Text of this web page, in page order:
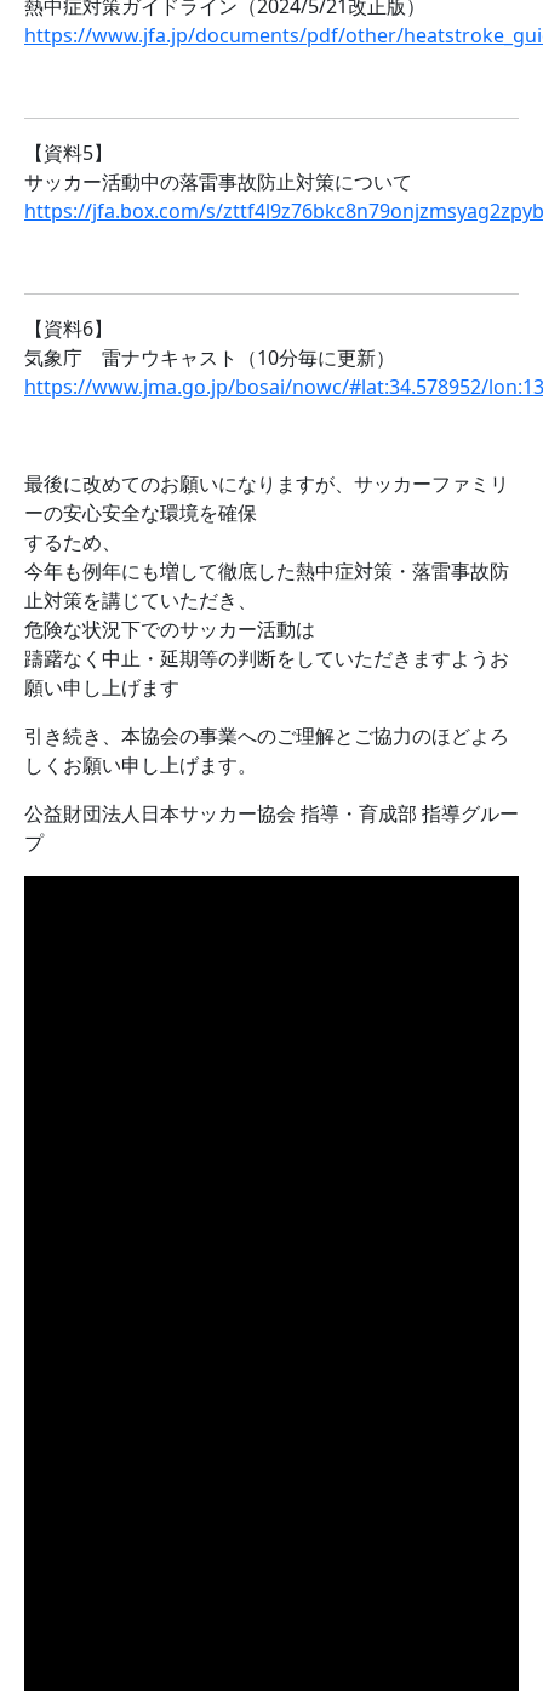
熱中症対策ガイドライン（2024/5/21改正版）
https://www.jfa.jp/documents/pdf/other/
【資料5】
サッカー活動中の落雷事故防止対策について
https://jfa.box.com/s/
【資料6】
気象庁 雷ナウキャスト（10分毎に更新）
https://www.jma.go.jp/bosai/nowc/#lat:34.578952/
最後に改めてのお願いになりますが、サッカーファミリ
ーの安心安全な環境を確保
するため、
今年も例年にも増して徹底した熱中症対策・落雷事故防
止対策を講じていただき、
危険な状況下でのサッカー活動は
躊躇なく中止・延期等の判断をしていただきますようお
願い申し上げます
引き続き、本協会の事業へのご理解とご協力のほどよろ
しくお願い申し上げます。
公益財団法人日本サッカー協会 指導・育成部 指導グルー
プ